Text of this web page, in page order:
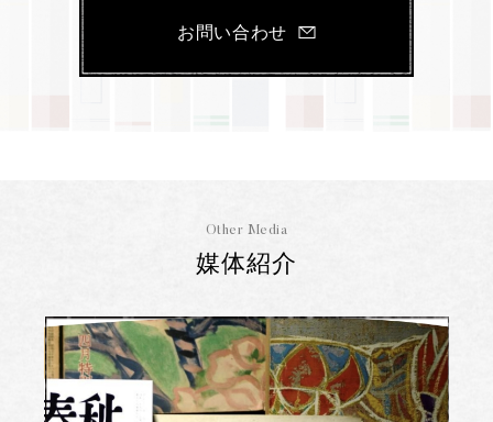
お問い合わせ
Other Media
媒体紹介